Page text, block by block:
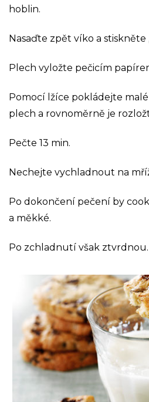
hoblin.
Nasaďte zpět víko a stiskněte
Plech vyložte pečicím
Pomocí lžíce pokládejte
plech a rovnoměrně je
Pečte 13 min.
Nechejte vychladnout na
Po dokončení pečení by
a měkké.
Po zchladnutí však ztvrdnou.